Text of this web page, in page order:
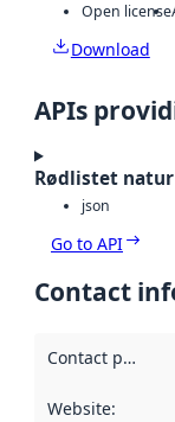
Open license
Download
APIs
Rødlistet natur
json
Go to API
Contact
Contact point
Website: